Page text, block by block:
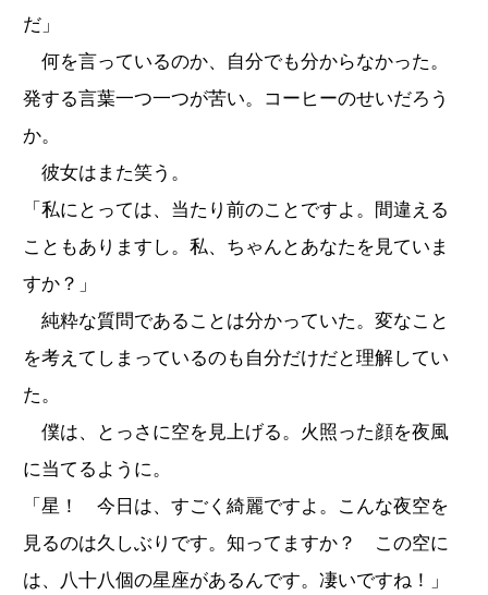
だ」
何を言っているのか、自分でも分からなかった。
発する言葉一つ一つが苦い。コーヒーのせいだろう
か。
彼女はまた笑う。
「私にとっては、当たり前のことですよ。間違える
こともありますし。私、ちゃんとあなたを見ていま
すか？」
純粋な質問であることは分かっていた。変なこと
を考えてしまっているのも自分だけだと理解してい
た。
僕は、とっさに空を見上げる。火照った顔を夜風
に当てるように。
「星！ 今日は、すごく綺麗ですよ。こんな夜空を
見るのは久しぶりです。知ってますか？ この空に
は、八十八個の星座があるんです。凄いですね！」